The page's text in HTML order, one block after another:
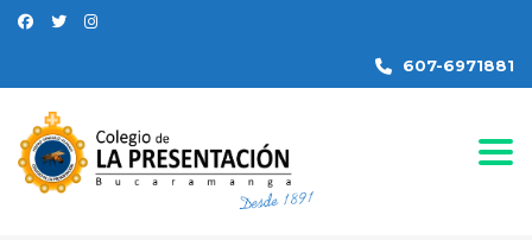
607-6971881